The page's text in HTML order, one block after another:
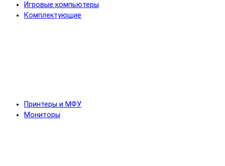
Игровые компьютеры
Комплектующие
Принтеры и МФУ
Мониторы